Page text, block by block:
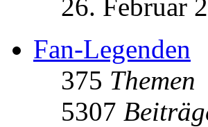
26. Februar
Fan-Legenden
375 Themen
5307